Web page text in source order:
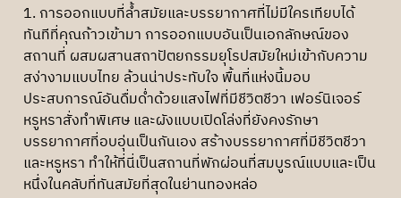
1. การออกแบบที่ล้ำสมัยและบรรยากาศที่ไม่มีใครเทียบได้
ทันทีที่คุณก้าวเข้ามา การออกแบบอันเป็นเอกลักษณ์ของ
สถานที่ ผสมผสานสถาปัตยกรรมยุโรปสมัยใหม่เข้ากับความ
สง่างามแบบไทย ล้วนน่าประทับใจ พื้นที่แห่งนี้มอบ
ประสบการณ์อันดื่มด่ำด้วยแสงไฟที่มีชีวิตชีวา เฟอร์นิเจอร์
หรูหราสั่งทำพิเศษ และผังแบบเปิดโล่งที่ยังคงรักษา
บรรยากาศที่อบอุ่นเป็นกันเอง สร้างบรรยากาศที่มีชีวิตชีวา
และหรูหรา ทำให้ที่นี่เป็นสถานที่พักผ่อนที่สมบูรณ์แบบและเป็น
หนึ่งในคลับที่ทันสมัยที่สุดในย่านทองหล่อ